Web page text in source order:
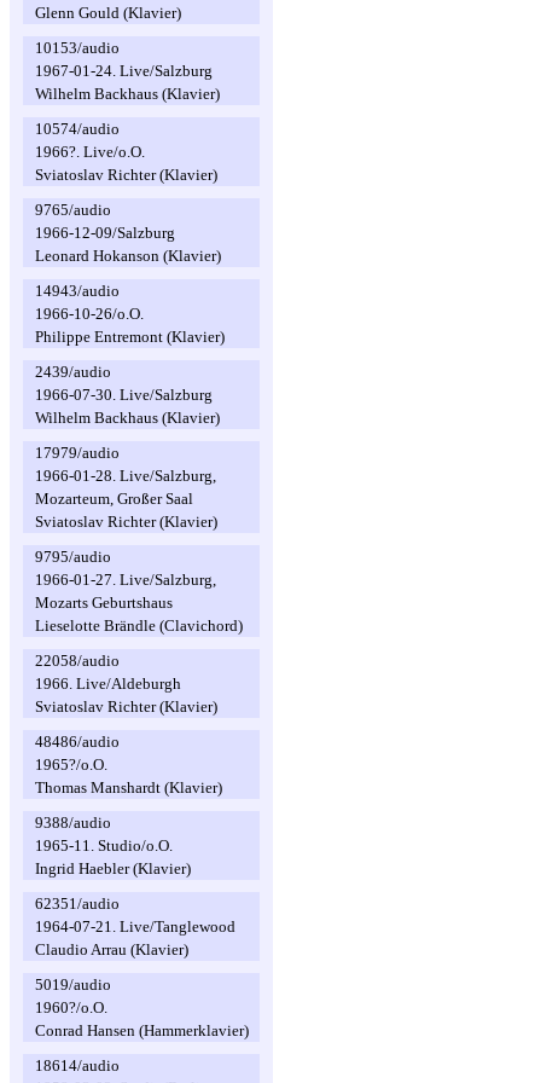
Glenn Gould (Klavier)
10153/audio
1967-01-24. Live/Salzburg
Wilhelm Backhaus (Klavier)
10574/audio
1966?. Live/o.O.
Sviatoslav Richter (Klavier)
9765/audio
1966-12-09/Salzburg
Leonard Hokanson (Klavier)
14943/audio
1966-10-26/o.O.
Philippe Entremont (Klavier)
2439/audio
1966-07-30. Live/Salzburg
Wilhelm Backhaus (Klavier)
17979/audio
1966-01-28. Live/Salzburg,
Mozarteum, Großer Saal
Sviatoslav Richter (Klavier)
9795/audio
1966-01-27. Live/Salzburg,
Mozarts Geburtshaus
Lieselotte Brändle (Clavichord)
22058/audio
1966. Live/Aldeburgh
Sviatoslav Richter (Klavier)
48486/audio
1965?/o.O.
Thomas Manshardt (Klavier)
9388/audio
1965-11. Studio/o.O.
Ingrid Haebler (Klavier)
62351/audio
1964-07-21. Live/Tanglewood
Claudio Arrau (Klavier)
5019/audio
1960?/o.O.
Conrad Hansen (Hammerklavier)
18614/audio